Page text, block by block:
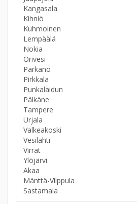
Kangasala
Kihniö
Kuhmoinen
Lempäälä
Nokia
Orivesi
Parkano
Pirkkala
Punkalaidun
Pälkäne
Tampere
Urjala
Valkeakoski
Vesilahti
Virrat
Ylöjärvi
Akaa
Mänttä-Vilppula
Sastamala